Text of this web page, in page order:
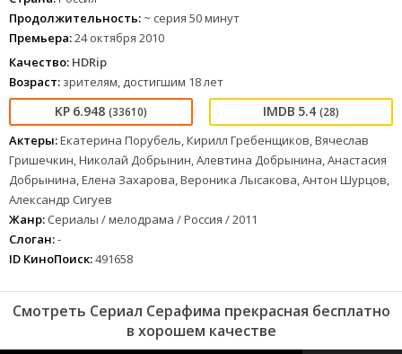
Продолжительность: ~ серия 50 минут
Премьера:24 октября 2010
Качество: HDRip
Возраст: зрителям, достигшим 18 лет
6.948 (33610) 5.4 (28)
Актеры:Екатерина Порубель, Кирилл Гребенщиков, Вячеслав
Гришечкин, Николай Добрынин, Алевтина Добрынина, Анастасия
Добрынина, Елена Захарова, Вероника Лысакова, Антон Шурцов,
Александр Сигуев
Жанр: Сериалы / мелодрама / Россия / 2011
Слоган:-
ID КиноПоиск:491658
Смотреть Сериал Серафима прекрасная бесплатно
в хорошем качестве